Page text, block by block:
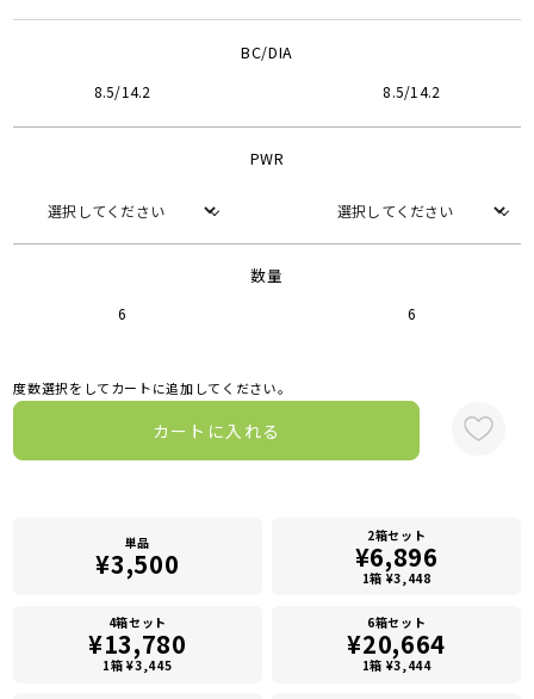
BC/DIA
8.5/14.2 8.5/14.2
PWR
数量
6 6
度数選択をしてカートに追加してください。
カートに入れる
単品
¥3,500
2箱セット
¥6,896
1箱 ¥3,448
4箱セット
¥13,780
1箱 ¥3,445
6箱セット
¥20,664
1箱 ¥3,444